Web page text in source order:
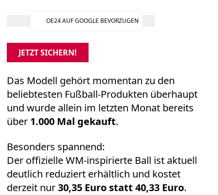
OE24 AUF GOOGLE BEVORZUGEN
JETZT SICHERN!
Das Modell gehört momentan zu den
beliebtesten Fußball-Produkten überhaupt
und wurde allein im letzten Monat bereits
über 1.000 Mal gekauft.
Besonders spannend:
Der offizielle WM-inspirierte Ball ist aktuell
deutlich reduziert erhältlich und kostet
derzeit nur30,35 Euro statt 40,33 Euro.